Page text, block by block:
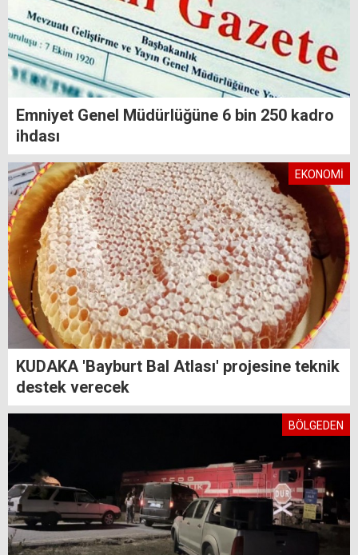
Emniyet Genel Müdürlüğüne 6 bin 250 kadro
ihdası
EKONOMİ
KUDAKA 'Bayburt Bal Atlası' projesine teknik
destek verecek
BÖLGEDEN